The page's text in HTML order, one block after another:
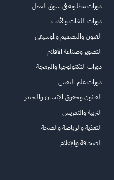
دورات مطلوبة في سوق العمل
دورات اللغات والأدب
الفنون والتصميم والموسيقى
التصوير وصناعة الأفلام
دورات التكنولوجيا والبرمجة
دورات علم النفس
القانون وحقوق الإنسان والجندر
التربية والتدريس
التغذية والرياضة والصحة
الصحافة والإعلام